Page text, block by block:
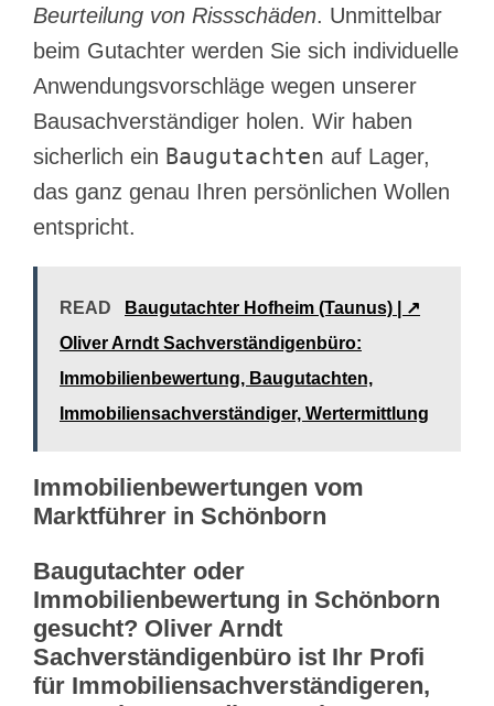
Beurteilung von Rissschäden. Unmittelbar
beim Gutachter werden Sie sich individuelle
Anwendungsvorschläge wegen unserer
Bausachverständiger holen. Wir haben
sicherlich ein Baugutachten auf Lager,
das ganz genau Ihren persönlichen Wollen
entspricht.
READ
Baugutachter Hofheim (Taunus) | ↗️
Oliver Arndt Sachverständigenbüro:
Immobilienbewertung, Baugutachten,
Immobiliensachverständiger, Wertermittlung
Immobilienbewertungen vom
Marktführer in Schönborn
Baugutachter oder
Immobilienbewertung in Schönborn
gesucht? Oliver Arndt
Sachverständigenbüro ist Ihr Profi
für Immobiliensachverständigeren,